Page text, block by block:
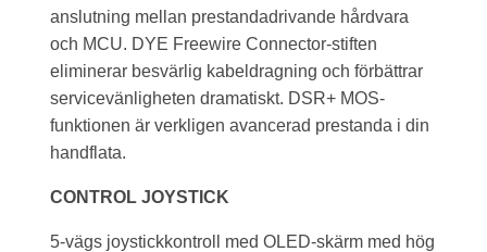
anslutning mellan prestandadrivande hårdvara
och MCU. DYE Freewire Connector-stiften
eliminerar besvärlig kabeldragning och förbättrar
servicevänligheten dramatiskt. DSR+ MOS-
funktionen är verkligen avancerad prestanda i din
handflata.
CONTROL JOYSTICK
5-vägs joystickkontroll med OLED-skärm med hög